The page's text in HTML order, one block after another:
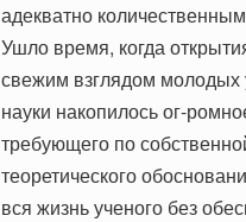
адекватно
Ушло время, когда
свежим взглядом
науки накопилось ог-
требующего по
теоретического
вся жизнь ученого без